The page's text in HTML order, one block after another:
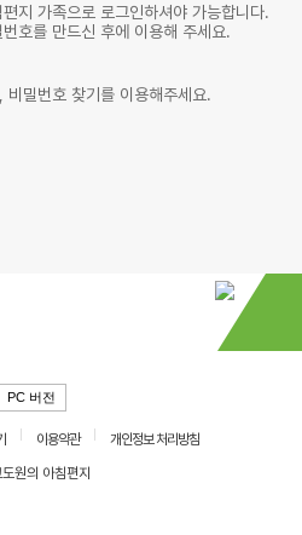
지 가족으로 로그인하셔야 가능합니다.
호를 만드신 후에 이용해 주세요.
비밀번호 찾기를 이용해주세요.
PC 버전
이용약관
개인정보 처리방침
원의 아침편지